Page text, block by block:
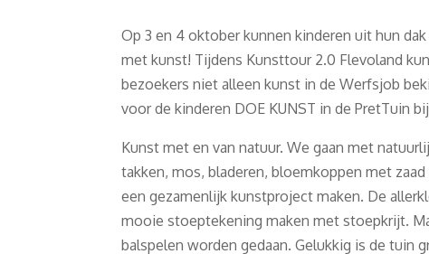
Op 3 en 4 oktober kunnen kinderen uit hun
met kunst! Tijdens Kunsttour 2.0 Flevoland
bezoekers niet alleen kunst in de Werfsjob
voor de kinderen DOE KUNST in de PretTuin
Kunst met en van natuur. We gaan met
takken, mos, bladeren, bloemkoppen met
een gezamenlijk kunstproject maken. De
mooie stoeptekening maken met stoepkrijt.
balspelen worden gedaan. Gelukkig is de tuin